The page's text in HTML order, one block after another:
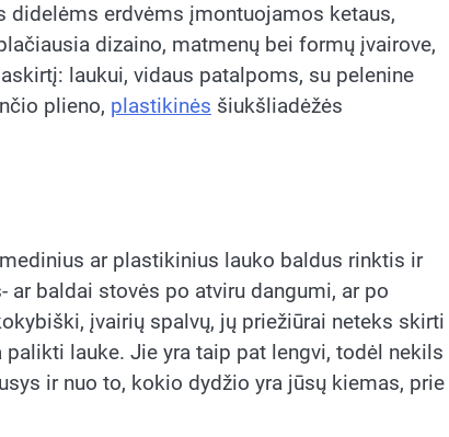
erdvėms įmontuojamos ketaus,
dizaino, matmenų bei formų įvairove,
laukui, vidaus patalpoms, su pelenine
plieno, plastikinės šiukšliadėžės
ar plastikinius lauko baldus rinktis ir
baldai stovės po atviru dangumi, ar po
įvairių spalvų, jų priežiūrai neteks skirti
lauke. Jie yra taip pat lengvi, todėl nekils
ir nuo to, kokio dydžio yra jūsų kiemas, prie